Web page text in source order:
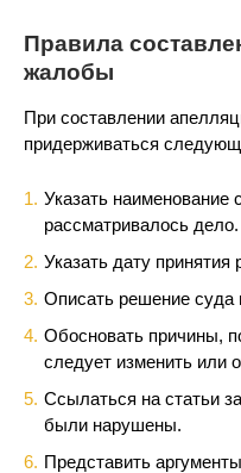
Правила
жалобы
При составлении
придерживаться
Указать наименование
рассматривалось дело.
Указать дату принятия
Описать решение суда
Обосновать причины,
следует изменить или
Ссылаться на статьи
были нарушены.
Представить